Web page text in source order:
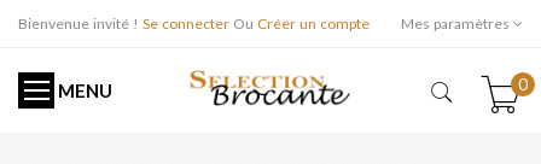
Bienvenue invité ! Se connecter Ou Créer un compte Mes paramètres
MENU 0